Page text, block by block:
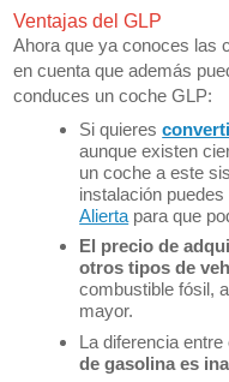
Ventajas del GLP
Ahora que ya conoces las
en cuenta que además
conduces un coche GLP:
Si quieres
aunque existen
un coche a este
instalación
Alierta para que
El precio de
otros tipos de
combustible fósil,
mayor.
La diferencia entre
de gasolina es